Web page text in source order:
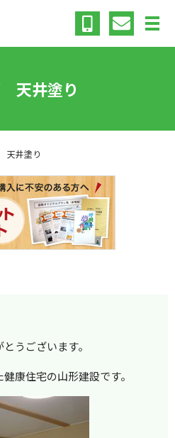
メ
天井塗り
天井塗り
うございます。
康住宅の山形建設です。